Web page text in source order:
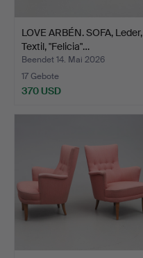
LOVE ARBÉN. SOFA, Leder,
Textil, "Felicia"…
Beendet 14. Mai 2026
17 Gebote
370 USD